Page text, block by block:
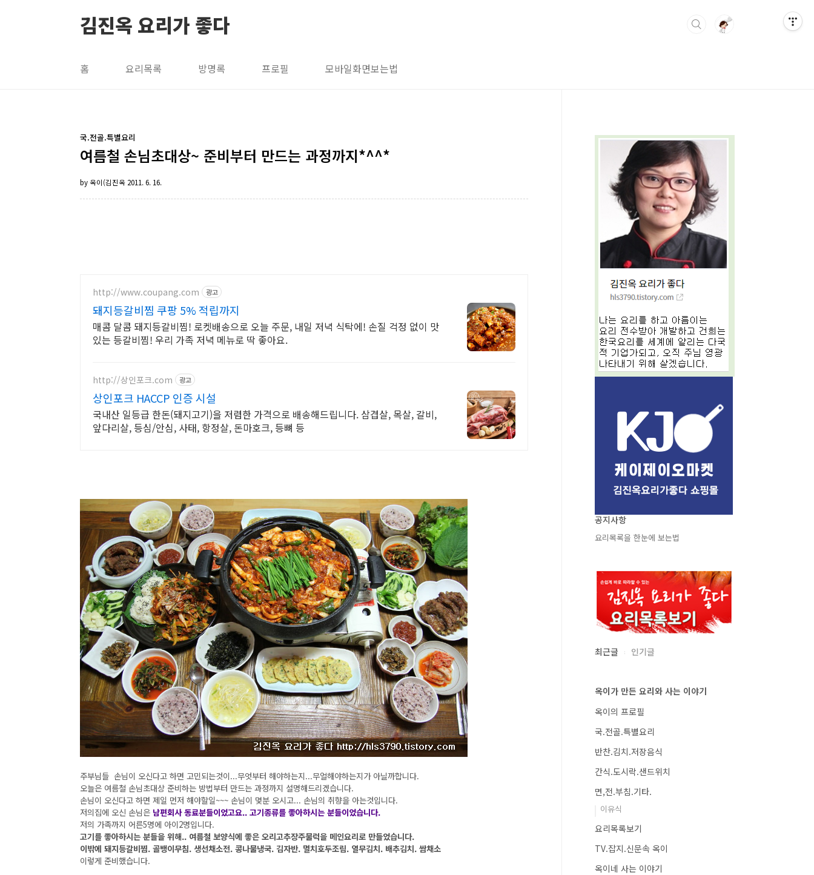
김진옥 요리가 좋다
홈 요리목록 방명록 프로필 모바일화면보는법
국.전골.특별요리
여름철 손님초대상~ 준비부터 만드는 과정까지*^^*
by 옥이(김진옥 2011. 6. 16.
http://www.coupang.com 광고
돼지등갈비찜 쿠팡 5% 적립까지
매콤 달콤 돼지등갈비찜! 로켓배송으로 오늘 주문, 내일 저녁 식탁에! 손질 걱정 없이 맛
있는 등갈비찜! 우리 가족 저녁 메뉴로 딱 좋아요.
http://상인포크.com 광고
상인포크 HACCP 인증 시설
국내산 일등급 한돈(돼지고기)을 저렴한 가격으로 배송해드립니다. 삼겹살, 목살, 갈비,
앞다리살, 등심/안심, 사태, 항정살, 돈마호크, 등뼈 등
주부님들 손님이 오신다고 하면 고민되는것이...무엇부터 해야하는지...무얼해야하는지가 아닐까합니다.
오늘은 여름철 손님초대상 준비하는 방법부터 만드는 과정까지 설명해드리겠습니다.
손님이 오신다고 하면 제일 먼저 해야할일~~~ 손님이 몇분 오시고... 손님의 취향을 아는것입니다.
저의집에 오신 손님은 남편회사 동료분들이었고요.. 고기종류를 좋아하시는 분들이었습니다.
저의 가족까지 어른5명에 아이2명입니다.
고기를 좋아하시는 분들을 위해.. 여름철 보양식에 좋은 오리고추장주물럭을 메인요리로 만들었습니다.
이밖에 돼지등갈비찜. 골뱅이무침. 생선채소전. 콩나물냉국. 김자반. 멸치호두조림. 열무김치. 배추김치. 쌈채소
이렇게 준비했습니다.
공지사항
요리목록을 한눈에 보는법
최근글 인기글
옥이가 만든 요리와 사는 이야기
옥이의 프로필
국.전골.특별요리
반찬.김치.저장음식
간식.도시락.샌드위치
면,전.부침.기타.
이유식
요리목록보기
TV.잡지.신문속 옥이
옥이네 사는 이야기